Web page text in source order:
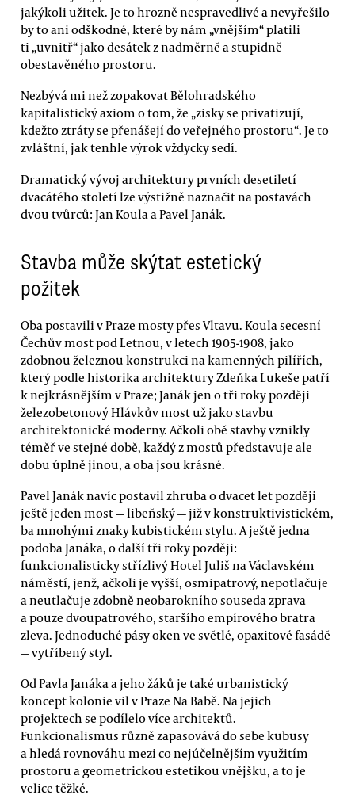
jakýkoli užitek. Je to hrozně nespravedlivé a nevyřešilo
by to ani odškodné, které by nám „vnějším“ platili
ti „uvnitř“ jako desátek z nadměrně a stupidně
obestavěného prostoru.
Nezbývá mi než zopakovat Bělohradského
kapitalistický axiom o tom, že „zisky se privatizují,
kdežto ztráty se přenášejí do veřejného prostoru“. Je to
zvláštní, jak tenhle výrok vždycky sedí.
Dramatický vývoj architektury prvních desetiletí
dvacátého století lze výstižně naznačit na postavách
dvou tvůrců: Jan Koula a Pavel Janák.
Stavba může skýtat estetický
požitek
Oba postavili v Praze mosty přes Vltavu. Koula secesní
Čechův most pod Letnou, v letech 1905-1908, jako
zdobnou železnou konstrukci na kamenných pilířích,
který podle historika architektury Zdeňka Lukeše patří
k nejkrásnějším v Praze; Janák jen o tři roky později
železobetonový Hlávkův most už jako stavbu
architektonické moderny. Ačkoli obě stavby vznikly
téměř ve stejné době, každý z mostů představuje ale
dobu úplně jinou, a oba jsou krásné.
Pavel Janák navíc postavil zhruba o dvacet let později
ještě jeden most — libeňský — již v konstruktivistickém,
ba mnohými znaky kubistickém stylu. A ještě jedna
podoba Janáka, o další tři roky později:
funkcionalisticky střízlivý Hotel Juliš na Václavském
náměstí, jenž, ačkoli je vyšší, osmipatrový, nepotlačuje
a neutlačuje zdobně neobarokního souseda zprava
a pouze dvoupatrového, staršího empírového bratra
zleva. Jednoduché pásy oken ve světlé, opaxitové fasádě
— vytříbený styl.
Od Pavla Janáka a jeho žáků je také urbanistický
koncept kolonie vil v Praze Na Babě. Na jejich
projektech se podílelo více architektů.
Funkcionalismus různě zapasovává do sebe kubusy
a hledá rovnováhu mezi co nejúčelnějším využitím
prostoru a geometrickou estetikou vnějšku, a to je
velice těžké.